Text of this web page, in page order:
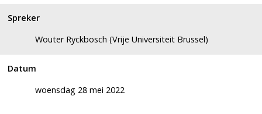
Spreker
Wouter Ryckbosch (Vrije Universiteit Brussel)
Datum
woensdag 28 mei 2022